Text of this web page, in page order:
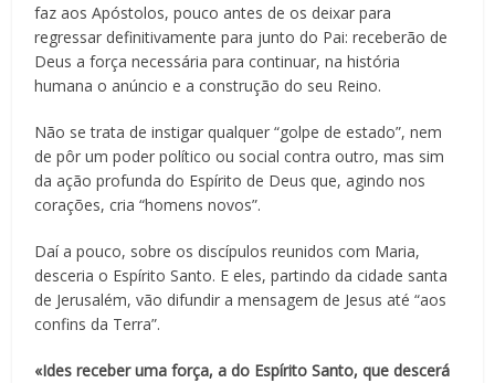
faz aos Apóstolos, pouco antes de os deixar para
regressar definitivamente para junto do Pai: receberão de
Deus a força necessária para continuar, na história
humana o anúncio e a construção do seu Reino.
Não se trata de instigar qualquer “golpe de estado”, nem
de pôr um poder político ou social contra outro, mas sim
da ação profunda do Espírito de Deus que, agindo nos
corações, cria “homens novos”.
Daí a pouco, sobre os discípulos reunidos com Maria,
desceria o Espírito Santo. E eles, partindo da cidade santa
de Jerusalém, vão difundir a mensagem de Jesus até “aos
confins da Terra”.
«Ides receber uma força, a do Espírito Santo, que descerá